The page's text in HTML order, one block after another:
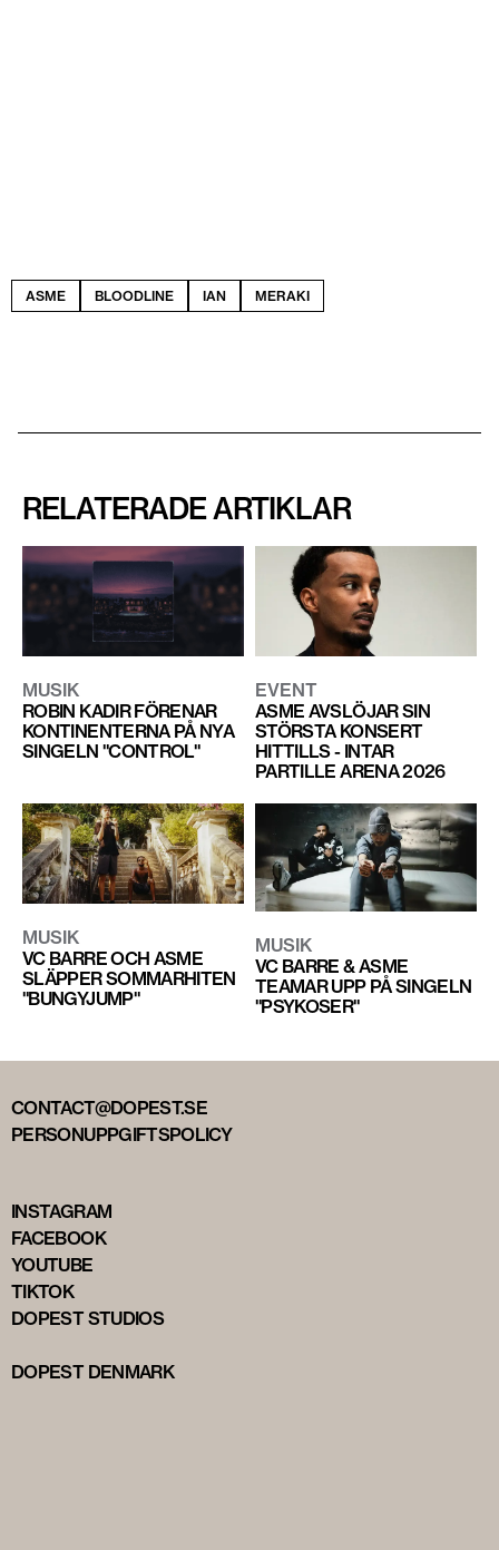
ASME BLOODLINE IAN MERAKI
RELATERADE ARTIKLAR
MUSIK
ROBIN KADIR FÖRENAR
KONTINENTERNA PÅ NYA
SINGELN "CONTROL"
EVENT
ASME AVSLÖJAR SIN
STÖRSTA KONSERT
HITTILLS - INTAR
PARTILLE ARENA 2026
MUSIK
VC BARRE OCH ASME
SLÄPPER SOMMARHITEN
"BUNGYJUMP"
MUSIK
VC BARRE & ASME
TEAMAR UPP PÅ SINGELN
"PSYKOSER"
CONTACT@DOPEST.SE
PERSONUPPGIFTSPOLICY
INSTAGRAM
FACEBOOK
YOUTUBE
TIKTOK
DOPEST STUDIOS
DOPEST DENMARK